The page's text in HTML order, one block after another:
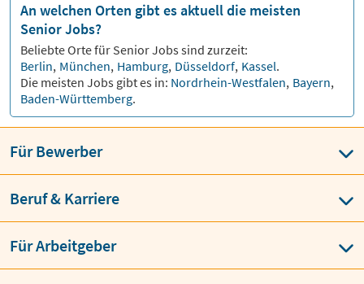
An welchen Orten gibt es aktuell die meisten
Senior Jobs?
Beliebte Orte für SeniorJobs sind zurzeit:
Berlin, München, Hamburg, Düsseldorf, Kassel.
Die meisten Jobs gibt es in: Nordrhein-Westfalen, Bayern,
Baden-Württemberg.
Für Bewerber
Beruf & Karriere
Für Arbeitgeber